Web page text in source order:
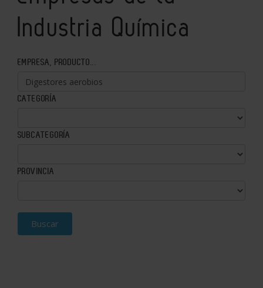
Industria Química
EMPRESA, PRODUCTO...
CATEGORÍA
SUBCATEGORÍA
PROVINCIA
Buscar